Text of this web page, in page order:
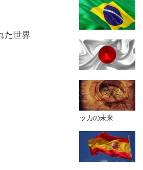
た世界
ッカの未来